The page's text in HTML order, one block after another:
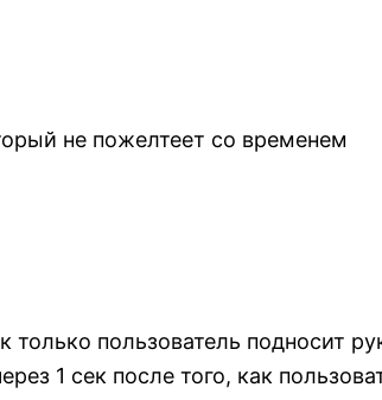
не пожелтеет со временем
пользователь подносит
1 сек после того, как